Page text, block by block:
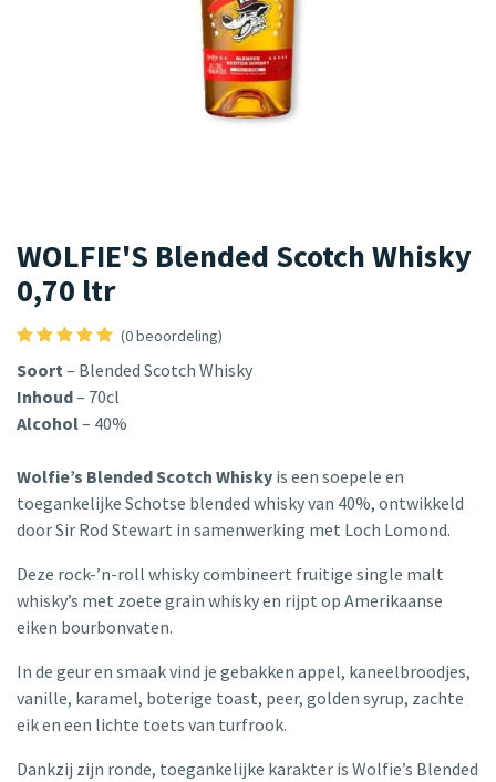
WOLFIE'S Blended Scotch Whisky
0,70 ltr
(0 beoordeling)
Soort– Blended Scotch Whisky
Inhoud– 70cl
Alcohol– 40%
Wolfie’s Blended Scotch Whisky is een soepele en
toegankelijke Schotse blended whisky van 40%, ontwikkeld
door Sir Rod Stewart in samenwerking met Loch Lomond.
Deze rock-’n-roll whisky combineert fruitige single malt
whisky’s met zoete grain whisky en rijpt op Amerikaanse
eiken bourbonvaten.
In de geur en smaak vind je gebakken appel, kaneelbroodjes,
vanille, karamel, boterige toast, peer, golden syrup, zachte
eik en een lichte toets van turfrook.
Dankzij zijn ronde, toegankelijke karakter is Wolfie’s Blended